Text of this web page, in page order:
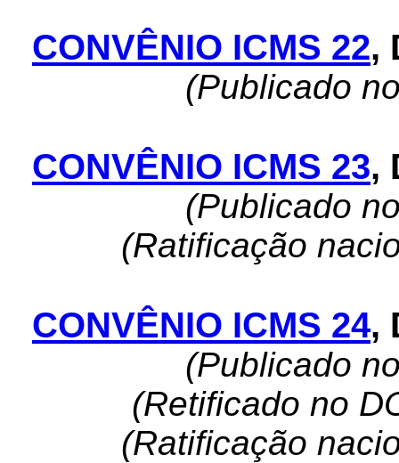
CONVÊNIO ICMS 22,
(Publicado
CONVÊNIO ICMS 23,
(Publicado
(Ratificação
CONVÊNIO ICMS 24,
(Publicado
(Retificado no
(Ratificação